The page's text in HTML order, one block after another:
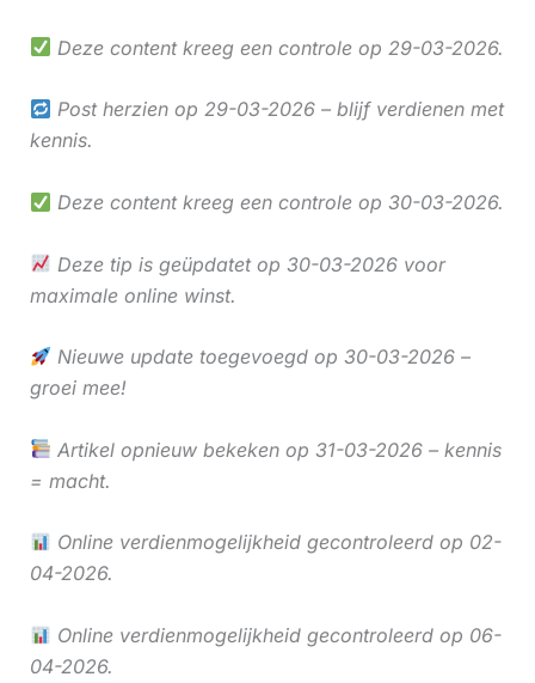
Deze content kreeg een controle op 29-03-2026.
Post herzien op 29-03-2026 – blijf verdienen met
kennis.
Deze content kreeg een controle op 30-03-2026.
Deze tip is geüpdatet op 30-03-2026 voor
maximale online winst.
Nieuwe update toegevoegd op 30-03-2026 –
groei mee!
Artikel opnieuw bekeken op 31-03-2026 – kennis
= macht.
Online verdienmogelijkheid gecontroleerd op 02-
04-2026.
Online verdienmogelijkheid gecontroleerd op 06-
04-2026.